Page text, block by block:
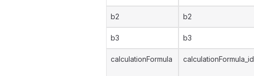
b2 b2
b3 b3
calculationFormula calculationFormula_id